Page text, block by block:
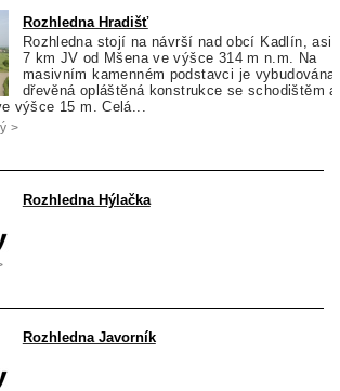
Rozhledna Hradišť
Rozhledna stojí na návrší nad obcí Kadlín, asi
7 km JV od Mšena ve výšce 314 m n.m. Na
masivním kamenném podstavci je vybudována
dřevěná opláštěná konstrukce se schodištěm a
výšce 15 m. Celá...
>
Rozhledna Hýlačka
Rozhledna Javorník